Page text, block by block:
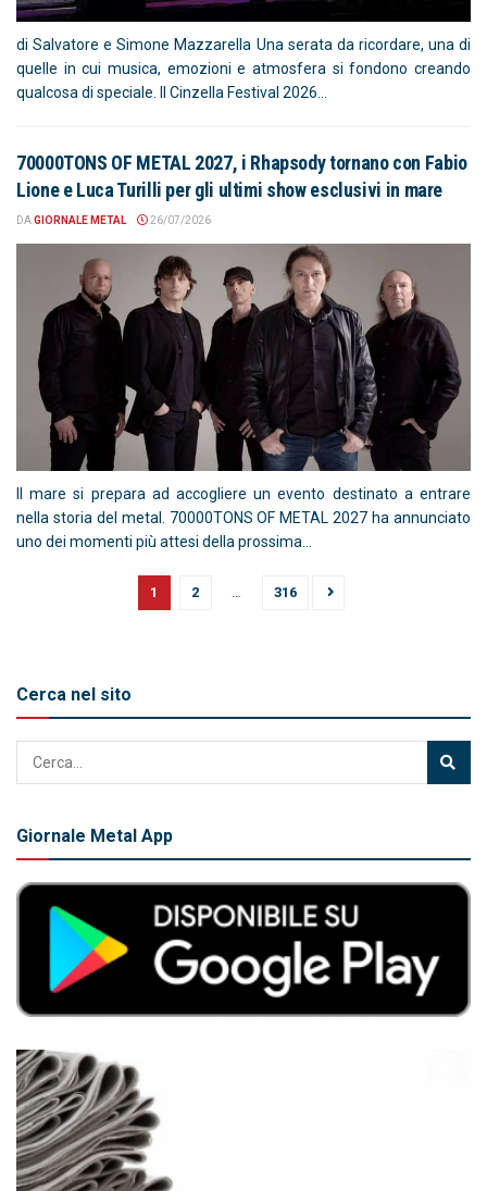
di Salvatore e Simone Mazzarella Una serata da ricordare, una di
quelle in cui musica, emozioni e atmosfera si fondono creando
qualcosa di speciale. Il Cinzella Festival 2026...
70000TONS OF METAL 2027, i Rhapsody tornano con Fabio
Lione e Luca Turilli per gli ultimi show esclusivi in mare
DAGIORNALE METAL 26/07/2026
Il mare si prepara ad accogliere un evento destinato a entrare
nella storia del metal. 70000TONS OF METAL 2027 ha annunciato
uno dei momenti più attesi della prossima...
1 2 … 316
Cerca nel sito
Giornale Metal App